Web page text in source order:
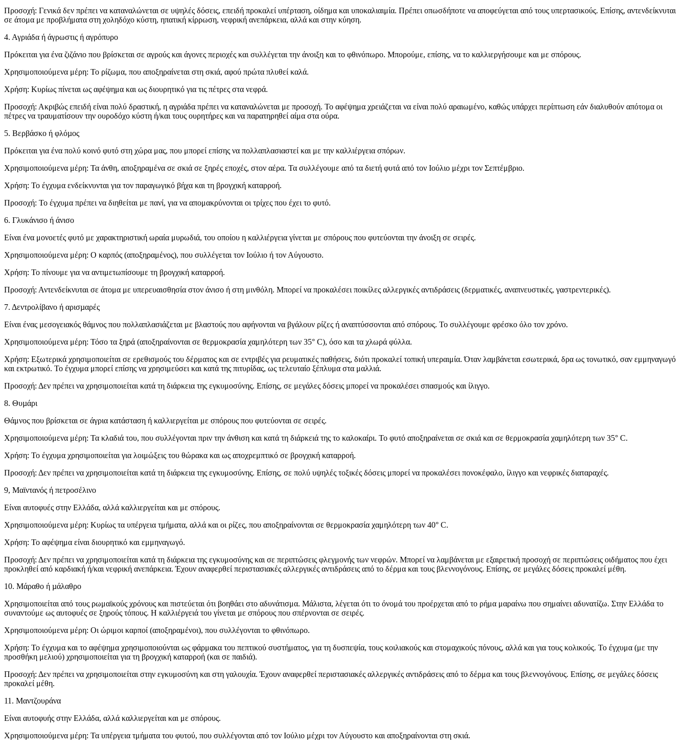
Προσοχή: Γενικά δεν πρέπει να καταναλώνεται σε υψηλές δόσεις, επειδή προκαλεί υπέρταση, οίδημα και υποκαλιαιμία. Πρέπει οπωσδήποτε να αποφεύγεται από τους υπερτασικούς. Επίσης, αντενδείκνυται
σε άτομα με προβλήματα στη χοληδόχο κύστη, ηπατική κίρρωση, νεφρική ανεπάρκεια, αλλά και στην κύηση.
4. Αγριάδα ή άγρωστις ή αγρόπυρο
Πρόκειται για ένα ζιζάνιο που βρίσκεται σε αγρούς και άγονες περιοχές και συλλέγεται την άνοιξη και το φθινόπωρο. Μπορούμε, επίσης, να το καλλιεργήσουμε και με σπόρους.
Χρησιμοποιούμενα μέρη: Το ρίζωμα, που αποξηραίνεται στη σκιά, αφού πρώτα πλυθεί καλά.
Χρήση: Κυρίως πίνεται ως αφέψημα και ως διουρητικό για τις πέτρες στα νεφρά.
Προσοχή: Ακριβώς επειδή είναι πολύ δραστική, η αγριάδα πρέπει να καταναλώνεται με προσοχή. Το αφέψημα χρειάζεται να είναι πολύ αραιωμένο, καθώς υπάρχει περίπτωση εάν διαλυθούν απότομα οι
πέτρες να τραυματίσουν την ουροδόχο κύστη ή/και τους ουρητήρες και να παρατηρηθεί αίμα στα ούρα.
5. Βερβάσκο ή φλόµος
Πρόκειται για ένα πολύ κοινό φυτό στη χώρα μας, που μπορεί επίσης να πολλαπλασιαστεί και με την καλλιέργεια σπόρων.
Χρησιμοποιούμενα μέρη: Τα άνθη, αποξηραμένα σε σκιά σε ξηρές εποχές, στον αέρα. Τα συλλέγουμε από τα διετή φυτά από τον Ιούλιο μέχρι τον Σεπτέμβριο.
Χρήση: Το έγχυμα ενδείκνυνται για τον παραγωγικό βήχα και τη βρογχική καταρροή.
Προσοχή: Το έγχυμα πρέπει να διηθείται με πανί, για να απομακρύνονται οι τρίχες που έχει το φυτό.
6. Γλυκάνισο ή άνισο
Είναι ένα μονοετές φυτό με χαρακτηριστική ωραία μυρωδιά, του οποίου η καλλιέργεια γίνεται με σπόρους που φυτεύονται την άνοιξη σε σειρές.
Χρησιμοποιούμενα μέρη: Ο καρπός (αποξηραμένος), που συλλέγεται τον Ιούλιο ή τον Αύγουστο.
Χρήση: Το πίνουμε για να αντιμετωπίσουμε τη βρογχική καταρροή.
Προσοχή: Αντενδείκνυται σε άτομα με υπερευαισθησία στον άνισο ή στη μινθόλη. Μπορεί να προκαλέσει ποικίλες αλλεργικές αντιδράσεις (δερματικές, αναπνευστικές, γαστρεντερικές).
7. Δεντρολίβανο ή αρισµαρές
Είναι ένας μεσογειακός θάμνος που πολλαπλασιάζεται με βλαστούς που αφήνονται να βγάλουν ρίζες ή αναπτύσσονται από σπόρους. Το συλλέγουμε φρέσκο όλο τον χρόνο.
Χρησιμοποιούμενα μέρη: Τόσο τα ξηρά (αποξηραίνονται σε θερμοκρασία χαμηλότερη των 35° C), όσο και τα χλωρά φύλλα.
Χρήση: Εξωτερικά χρησιμοποιείται σε ερεθισμούς του δέρματος και σε εντριβές για ρευματικές παθήσεις, διότι προκαλεί τοπική υπεραιμία. Όταν λαμβάνεται εσωτερικά, δρα ως τονωτικό, σαν εμμηναγωγό
και εκτρωτικό. Το έγχυμα μπορεί επίσης να χρησιμεύσει και κατά της πιτυρίδας, ως τελευταίο ξέπλυμα στα μαλλιά.
Προσοχή: Δεν πρέπει να χρησιμοποιείται κατά τη διάρκεια της εγκυμοσύνης. Επίσης, σε μεγάλες δόσεις μπορεί να προκαλέσει σπασμούς και ίλιγγο.
8. Θυµάρι
Θάμνος που βρίσκεται σε άγρια κατάσταση ή καλλιεργείται με σπόρους που φυτεύονται σε σειρές.
Χρησιμοποιούμενα μέρη: Τα κλαδιά του, που συλλέγονται πριν την άνθιση και κατά τη διάρκειά της το καλοκαίρι. Το φυτό αποξηραίνεται σε σκιά και σε θερμοκρασία χαμηλότερη των 35° C.
Χρήση: Το έγχυμα χρησιμοποιείται για λοιμώξεις του θώρακα και ως αποχρεμπτικό σε βρογχική καταρροή.
Προσοχή: Δεν πρέπει να χρησιμοποιείται κατά τη διάρκεια της εγκυμοσύνης. Επίσης, σε πολύ υψηλές τοξικές δόσεις μπορεί να προκαλέσει πονοκέφαλο, ίλιγγο και νεφρικές διαταραχές.
9, Μαϊντανός ή πετροσέλινο
Είναι αυτοφυές στην Ελλάδα, αλλά καλλιεργείται και με σπόρους.
Χρησιμοποιούμενα μέρη: Κυρίως τα υπέργεια τμήματα, αλλά και οι ρίζες, που αποξηραίνονται σε θερμοκρασία χαμηλότερη των 40° C.
Χρήση: Το αφέψημα είναι διουρητικό και εμμηναγωγό.
Προσοχή: Δεν πρέπει να χρησιμοποιείται κατά τη διάρκεια της εγκυμοσύνης και σε περιπτώσεις φλεγμονής των νεφρών. Μπορεί να λαμβάνεται με εξαιρετική προσοχή σε περιπτώσεις οιδήματος που έχει
προκληθεί από καρδιακή ή/και νεφρική ανεπάρκεια. Έχουν αναφερθεί περιστασιακές αλλεργικές αντιδράσεις από το δέρμα και τους βλεννογόνους. Επίσης, σε μεγάλες δόσεις προκαλεί μέθη.
10. Μάραθο ή µάλαθρο
Χρησιμοποιείται από τους ρωμαϊκούς χρόνους και πιστεύεται ότι βοηθάει στο αδυνάτισμα. Μάλιστα, λέγεται ότι το όνομά του προέρχεται από το ρήμα μαραίνω που σημαίνει αδυνατίζω. Στην Ελλάδα το
συναντούμε ως αυτοφυές σε ξηρούς τόπους. Η καλλιέργειά του γίνεται με σπόρους που σπέρνονται σε σειρές.
Χρησιμοποιούμενα μέρη: Οι ώριμοι καρποί (αποξηραμένοι), που συλλέγονται το φθινόπωρο.
Χρήση: Το έγχυμα και το αφέψημα χρησιμοποιούνται ως φάρμακα του πεπτικού συστήματος, για τη δυσπεψία, τους κοιλιακούς και στομαχικούς πόνους, αλλά και για τους κολικούς. Το έγχυμα (με την
προσθήκη μελιού) χρησιμοποιείται για τη βρογχική καταρροή (και σε παιδιά).
Προσοχή: Δεν πρέπει να χρησιμοποιείται στην εγκυμοσύνη και στη γαλουχία. Έχουν αναφερθεί περιστασιακές αλλεργικές αντιδράσεις από το δέρμα και τους βλεννογόνους. Επίσης, σε μεγάλες δόσεις
προκαλεί μέθη.
11. Μαντζουράνα
Είναι αυτοφυής στην Ελλάδα, αλλά καλλιεργείται και με σπόρους.
Χρησιμοποιούμενα μέρη: Τα υπέργεια τμήματα του φυτού, που συλλέγονται από τον Ιούλιο μέχρι τον Αύγουστο και αποξηραίνονται στη σκιά.